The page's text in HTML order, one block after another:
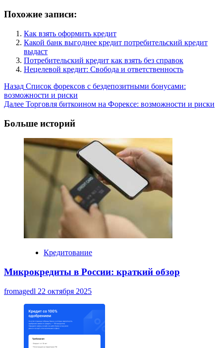
Похожие записи:
Как взять оформить кредит
Какой банк выгоднее кредит потребительский кредит
выдаст
Потребительский кредит как взять без справок
Нецелевой кредит: Свобода и ответственность
Post
Navigation
Назад Список форексов с бездепозитными бонусами:
возможности и риски
Далее Торговля биткоином на Форексе: возможности и риски
Больше историй
Кредитование
Микрокредиты в России: краткий обзор
fromagedl 22 октября 2025